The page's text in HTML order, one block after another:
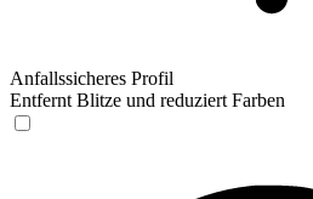
Anfallssicheres Profil
Entfernt Blitze und reduziert Farben